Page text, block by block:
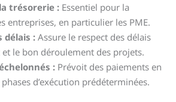
trésorerie : Essentiel pour la
entreprises, en particulier les PME.
délais :Assure le respect des délais
le bon déroulement des projets.
: Prévoit des paiements en
d’exécution prédéterminées.